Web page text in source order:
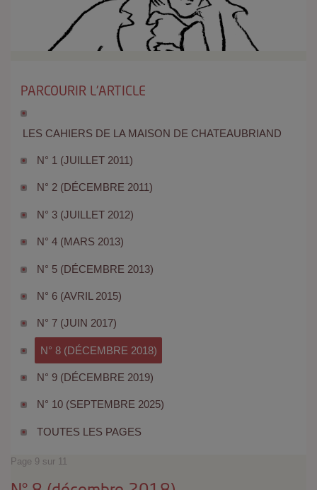
PARCOURIR L'ARTICLE
LES CAHIERS DE LA MAISON DE CHATEAUBRIAND
N° 1 (JUILLET 2011)
N° 2 (DÉCEMBRE 2011)
N° 3 (JUILLET 2012)
N° 4 (MARS 2013)
N° 5 (DÉCEMBRE 2013)
N° 6 (AVRIL 2015)
N° 7 (JUIN 2017)
N° 8 (DÉCEMBRE 2018)
N° 9 (DÉCEMBRE 2019)
N° 10 (SEPTEMBRE 2025)
TOUTES LES PAGES
Page 9 sur 11